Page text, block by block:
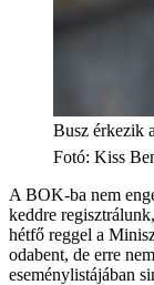
Busz érkezik
Fotó: Kiss
A BOK-ba nem
keddre
hétfő reggel a
odabent, de erre
eseménylistájában